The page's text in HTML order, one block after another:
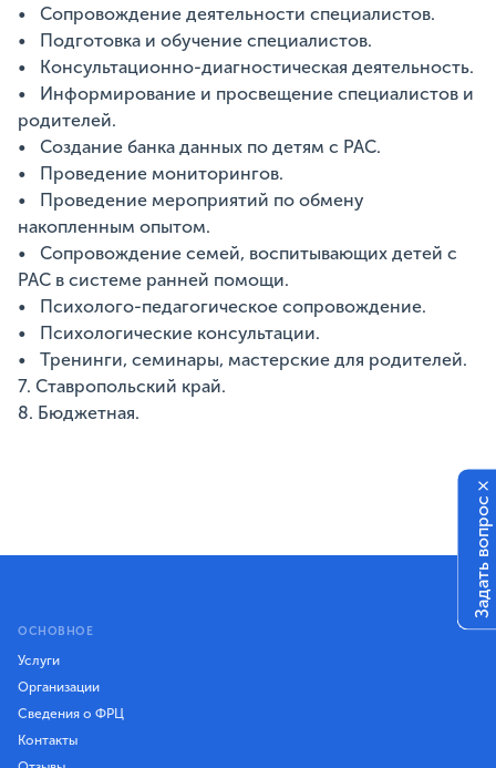
• Сопровождение деятельности специалистов.
• Подготовка и обучение специалистов.
• Консультационно-диагностическая деятельность.
• Информирование и просвещение специалистов и
родителей.
• Создание банка данных по детям с РАС.
• Проведение мониторингов.
• Проведение мероприятий по обмену
накопленным опытом.
• Сопровождение семей, воспитывающих детей с
РАС в системе ранней помощи.
• Психолого-педагогическое сопровождение.
• Психологические консультации.
• Тренинги, семинары, мастерские для родителей.
7. Ставропольский край.
8. Бюджетная.
ОСНОВНОЕ
Услуги
Организации
Сведения о ФРЦ
Контакты
Задать вопрос
×